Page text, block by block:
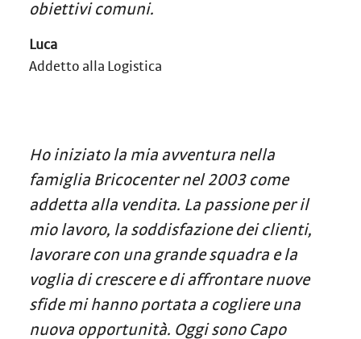
obiettivi comuni.
Luca
Addetto alla Logistica
Ho iniziato la mia avventura nella
famiglia Bricocenter nel 2003 come
addetta alla vendita. La passione per il
mio lavoro, la soddisfazione dei clienti,
lavorare con una grande squadra e la
voglia di crescere e di affrontare nuove
sfide mi hanno portata a cogliere una
nuova opportunità. Oggi sono Capo